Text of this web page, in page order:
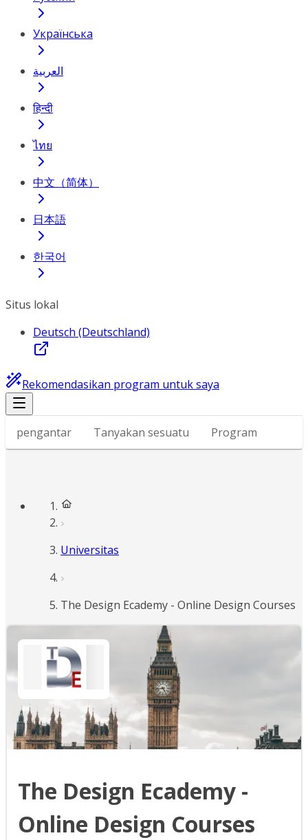
Українська
العربية
हिन्दी
ไทย
中文（简体）
日本語
한국어
Situs lokal
Deutsch (Deutschland)
Rekomendasikan program untuk saya
pengantar Tanyakan sesuatu Program
Universitas
The Design Ecademy - Online Design Courses
The Design Ecademy -
Online Design Courses